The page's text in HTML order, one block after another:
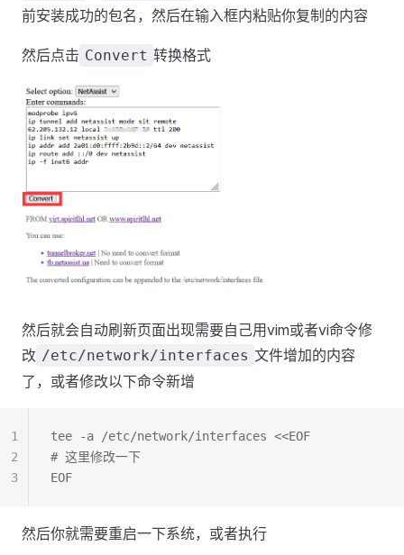
前安装成功的包名，然后在输入框内粘贴你复制的内容
然后点击 Convert 转换格式
然后就会自动刷新页面出现需要自己用vim或者vi命令修
改 /etc/network/interfaces 文件增加的内容
了，或者修改以下命令新增
tee -a /etc/network/interfaces <<EOF
# 这里修改一下
EOF
1
2
3
然后你就需要重启一下系统，或者执行